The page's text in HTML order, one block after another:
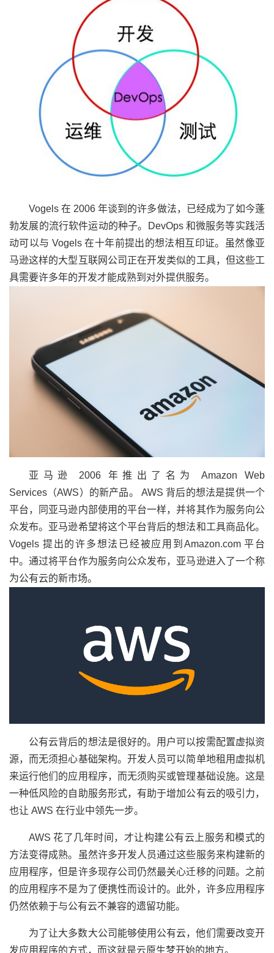
Vogels 在 2006 年谈到的许多做法，已经成为了如今蓬
勃发展的流行软件运动的种子。DevOps 和微服务等实践活
动可以与 Vogels 在十年前提出的想法相互印证。虽然像亚
马逊这样的大型互联网公司正在开发类似的工具，但这些工
具需要许多年的开发才能成熟到对外提供服务。
亚马逊 2006 年推出了名为 Amazon Web
Services（AWS）的新产品。 AWS 背后的想法是提供一个
平台，同亚马逊内部使用的平台一样，并将其作为服务向公
众发布。亚马逊希望将这个平台背后的想法和工具商品化。
Vogels 提出的许多想法已经被应用到Amazon.com 平台
中。通过将平台作为服务向公众发布，亚马逊进入了一个称
为公有云的新市场。
公有云背后的想法是很好的。用户可以按需配置虚拟资
源，而无须担心基础架构。开发人员可以简单地租用虚拟机
来运行他们的应用程序，而无须购买或管理基础设施。这是
一种低风险的自助服务形式，有助于增加公有云的吸引力，
也让 AWS 在行业中领先一步。
AWS 花了几年时间，才让构建公有云上服务和模式的
方法变得成熟。虽然许多开发人员通过这些服务来构建新的
应用程序，但是许多现存公司仍然最关心迁移的问题。之前
的应用程序不是为了便携性而设计的。此外，许多应用程序
仍然依赖于与公有云不兼容的遗留功能。
为了让大多数大公司能够使用公有云，他们需要改变开
发应用程序的方式，而这就是云原生梦开始的地方。